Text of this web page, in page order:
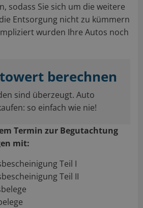
sodass Sie sich um die weitere
Entsorgung nicht zu kümmern
wurden Ihre Autos noch
berechnen
sind überzeugt. Auto
so einfach wie nie!
Termin zur Begutachtung
mit:
Teil I
Teil II